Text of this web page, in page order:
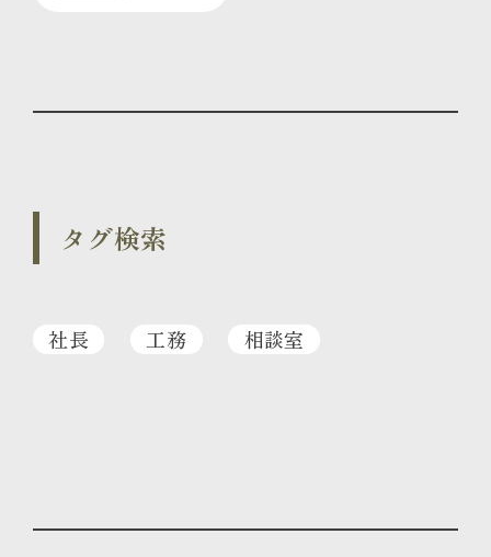
タグ検索
社長 工務 相談室